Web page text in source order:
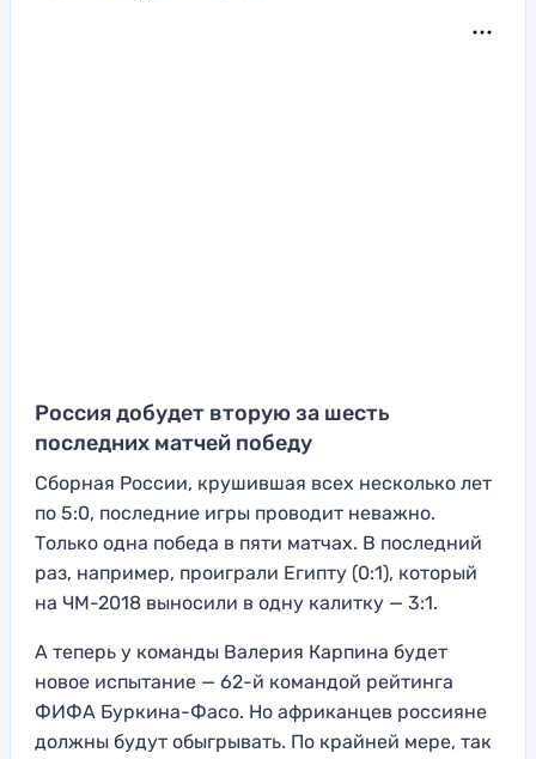
Россия добудет вторую за шесть
последних матчей победу
Сборная России, крушившая всех несколько лет
по 5:0, последние игры проводит неважно.
Только одна победа в пяти матчах. В последний
раз, например, проиграли Египту (0:1), который
на ЧМ-2018 выносили в одну калитку — 3:1.
А теперь у команды Валерия Карпина будет
новое испытание — 62-й командой рейтинга
ФИФА Буркина-Фасо. Но африканцев россияне
должны будут обыгрывать. По крайней мере, так